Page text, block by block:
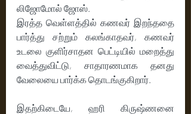
லிஜோமோல் ஜோஸ்.
இரத்த வெள்ளத்தில் கணவர் இறந்ததை
பார்த்து சற்றும் கலங்காதவர், கணவர்
உடலை குளிர்சாதன பெட்டியில் மறைத்து
வைத்துவிட்டு, சாதாரணமாக தனது
வேலையை பார்க்க தொடங்குகிறார்.
இதற்கிடையே, ஹரி கிருஷ்ணனை